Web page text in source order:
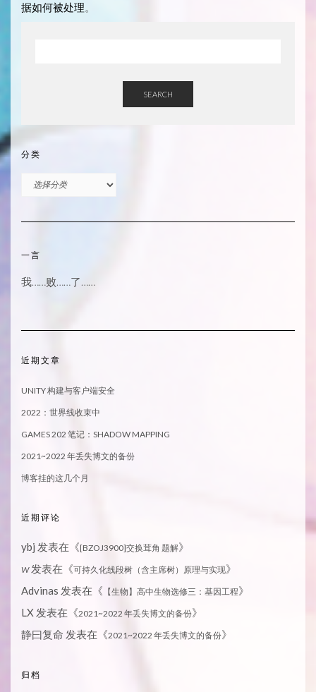
据如何被处理。
SEARCH
分类
一言
我……败……了……
近期文章
UNITY 构建与客户端安全
2022：世界线收束中
GAMES 202 笔记：SHADOW MAPPING
2021~2022 年丢失博文的备份
博客挂的这几个月
近期评论
ybj 发表在《[BZOJ3900]交换茸角 题解》
W发表在《可持久化线段树（含主席树）原理与实现》
Advinas 发表在《 【生物】高中生物选修三：基因工程》
LX 发表在《2021~2022 年丢失博文的备份》
静曰复命 发表在《2021~2022 年丢失博文的备份》
归档